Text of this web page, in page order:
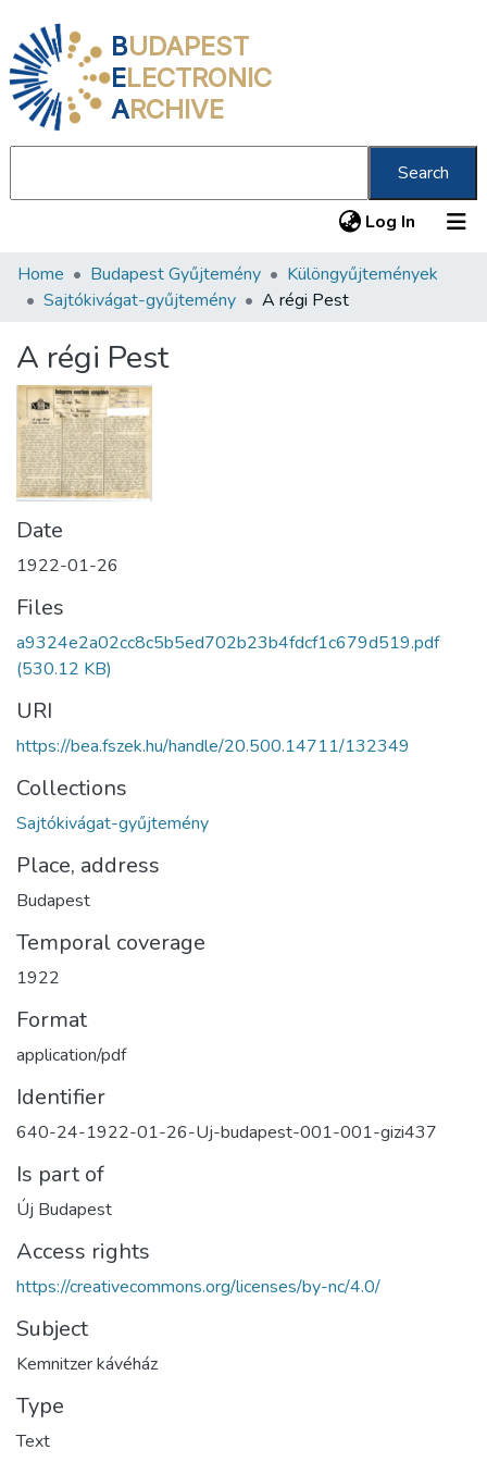
BUDAPEST
ELECTRONIC
ARCHIVE
Search
Log In (current)
Communities & Collections
Statistics
About us
Home Budapest Gyűjtemény
Különgyűjtemények
Sajtókivágat-gyűjtemény
A régi Pest
A régi Pest
Date
1922-01-26
Files
a9324e2a02cc8c5b5ed702b23b4fdcf1c679d519.pdf
(530.12 KB)
URI
https://bea.fszek.hu/handle/20.500.14711/132349
Collections
Sajtókivágat-gyűjtemény
Place, address
Budapest
Temporal coverage
1922
Format
application/pdf
Identifier
640-24-1922-01-26-Uj-budapest-001-001-gizi437
Is part of
Új Budapest
Access rights
https://creativecommons.org/licenses/by-nc/4.0/
Subject
Kemnitzer kávéház
Type
Text